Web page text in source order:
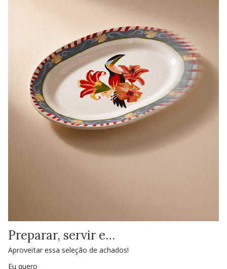
Preparar, servir e…
Aproveitar essa seleção de achados!
Eu quero